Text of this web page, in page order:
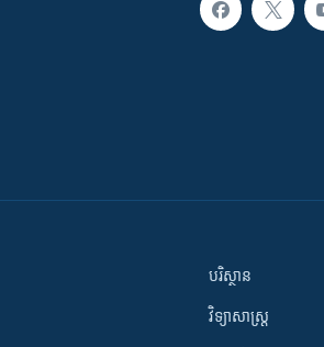
បរិស្ថាន
វិទ្យាសាស្រ្ត